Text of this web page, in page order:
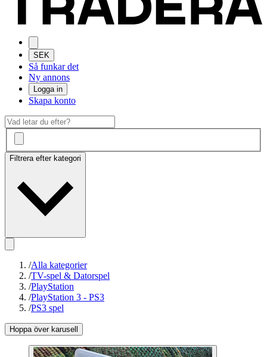
SEK
Så funkar det
Ny annons
Logga in
Skapa konto
Filtrera efter kategori
/Alla kategorier
/TV-spel & Datorspel
/PlayStation
/PlayStation 3 - PS3
/PS3 spel
Hoppa över karusell